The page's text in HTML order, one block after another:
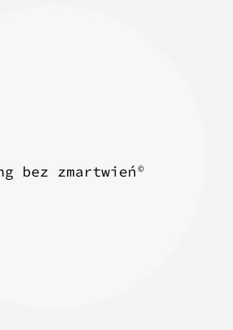
bez zmartwień
©